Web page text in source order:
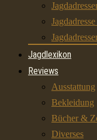
Jagdlexikon
Reviews
Ausstattung
Bekleidung
Bücher &
Diverses